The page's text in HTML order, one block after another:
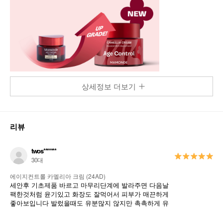
상세정보 더보기
리뷰
twos*******
30대
에이지컨트롤 카멜리아 크림 (24AD)
세안후 기초제품 바르고 마무리단계에 발라주면 다음날
팩한것처럼 윤기있고 화장도 잘먹어서 피부가 매끈하게
좋아보입니다 발렀을때도 유분많지 않지만 촉촉하게 유